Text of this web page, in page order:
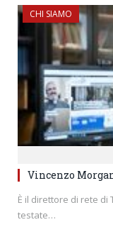
CHI SIAMO
Vincenzo
È il direttore di rete di
testate…